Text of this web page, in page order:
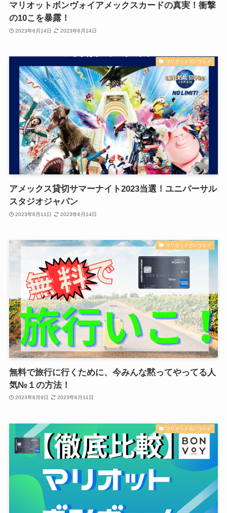
マリオットボンヴォイアメックスカードの真実！衝撃
の10こを暴露！
2023年6月14日 2023年6月14日
マリオットボンヴォイ
アメックス貸切サマーナイト2023当選！ユニバーサル
スタジオジャパン
2023年6月11日 2023年6月14日
マリオットボンヴォイ
無料で旅行に行くために、今みんな黙ってやってる人
気№１の方法！
2023年6月9日 2023年6月11日
マリオットボンヴォイ